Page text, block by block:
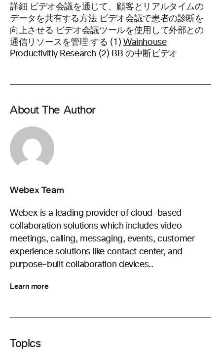
詳細 ビデオ会議を通じて、顧客とリアルタイムの
データを共有する方法 ビデオ会議で患者の診断を
向上させる ビデオ会議ツールを使用して外部との
通信リソースを管理 する (1) Wainhouse
Productivitiy Research (2) BB の中断ビデオ
About The Author
Webex Team
Webex is a leading provider of cloud-based
collaboration solutions which includes video
meetings, calling, messaging, events, customer
experience solutions like contact center, and
purpose-built collaboration devices..
Learn more
Topics